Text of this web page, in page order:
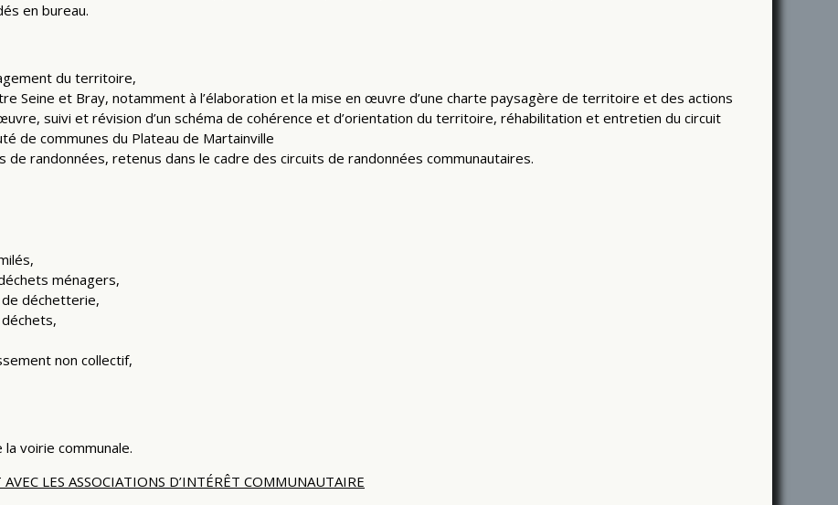
en bureau.
du territoire,
Seine et Bray, notamment à l’élaboration et la mise en œuvre d’une charte paysagère de territoire et des actions
suivi et révision d’un schéma de cohérence et d’orientation du territoire, réhabilitation et entretien du circuit
de communes du Plateau de Martainville
randonnées, retenus dans le cadre des circuits de randonnées communautaires.
ménagers,
déchetterie,
non collectif,
voirie communale.
LES ASSOCIATIONS D’INTÉRÊT COMMUNAUTAIRE